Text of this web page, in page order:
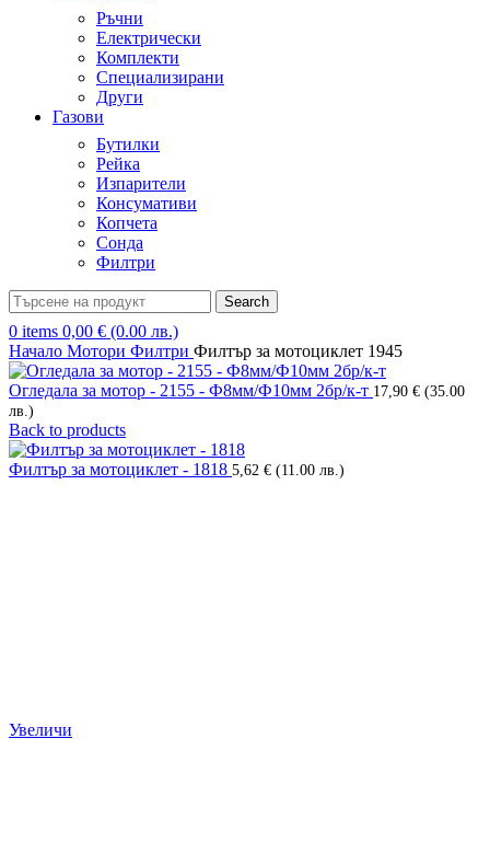
Ръчни
Електрически
Комплекти
Специализирани
Други
Газови
Бутилки
Рейка
Изпарители
Консумативи
Копчета
Сонда
Филтри
Search
0 items 0,00 € (0.00 лв.)
Начало Мотори Филтри Филтър за мотоциклет 1945
Огледала за мотор - 2155 - Ф8мм/Ф10мм 2бр/к-т 17,90 € (35.00
лв.)
Back to products
Филтър за мотоциклет - 1818 5,62 € (11.00 лв.)
Увеличи